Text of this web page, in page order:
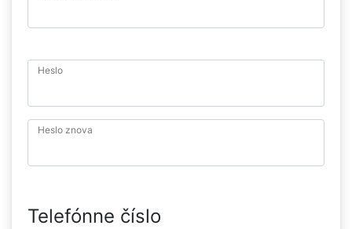
Heslo
Heslo znova
Telefónne číslo